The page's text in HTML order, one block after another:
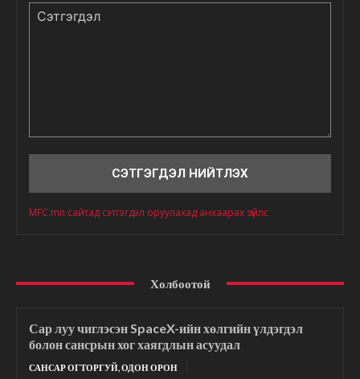
MFC.mn сайтад сэтгэгдэл оруулахад анхаарах зүйлс
Холбоотой
Сар луу чиглэсэн SpaceX-ийн хөлгийн үлдэгдэл
болон сансрын хог хаягдлын асуудал
САНСАР ОГТОРГУЙ, ОДОН ОРОН